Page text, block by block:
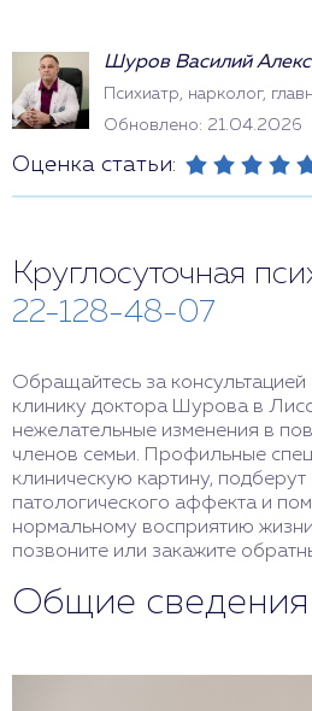
Шуров Василий
Психиатр, нарколог,
Обновлено: 21.04.2026
Оценка статьи:
Круглосуточная
22-128-48-07
Обращайтесь за консультацией
клинику доктора Шурова в
нежелательные изменения в
членов семьи. Профильные
клиническую картину,
патологического аффекта и
нормальному восприятию
позвоните или закажите
Общие сведения